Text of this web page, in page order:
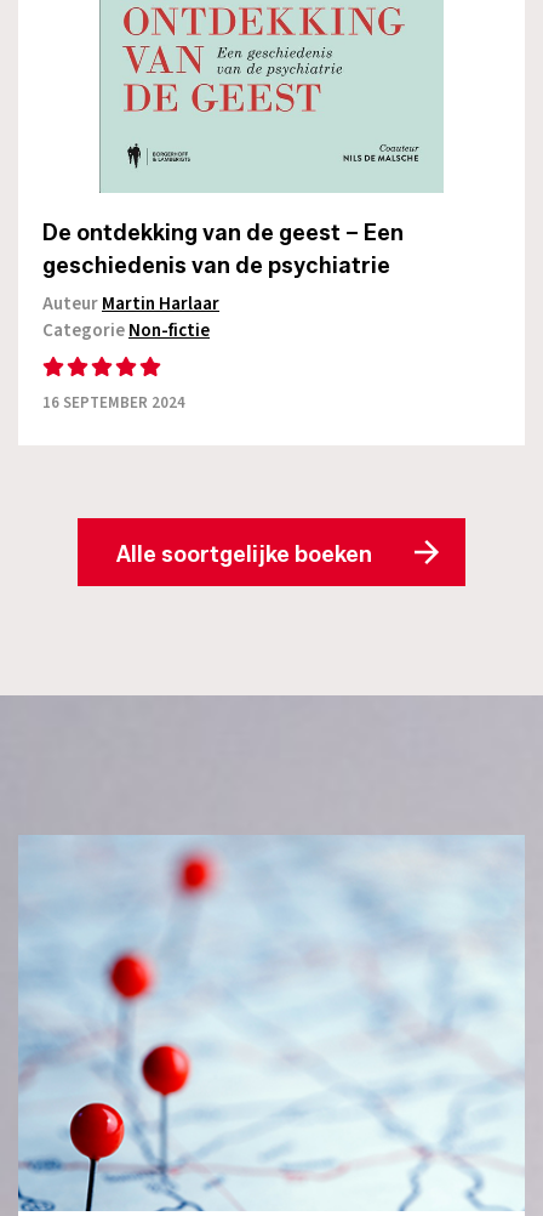
De ontdekking van de geest – Een
geschiedenis van de psychiatrie
AuteurMartin Harlaar
CategorieNon-fictie
16 SEPTEMBER 2024
Alle soortgelijke boeken